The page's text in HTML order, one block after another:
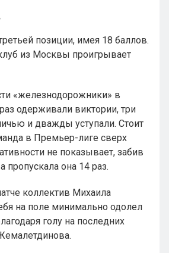
позиции, имея 18 баллов.
из Москвы проигрывает
«железнодорожники» в
одерживали виктории, три
и дважды уступали. Стоит
в Премьер-лиге сверх
не показывает, забив
пропускала она 14 раз.
коллектив Михаила
на поле минимально одолел
голу на последних